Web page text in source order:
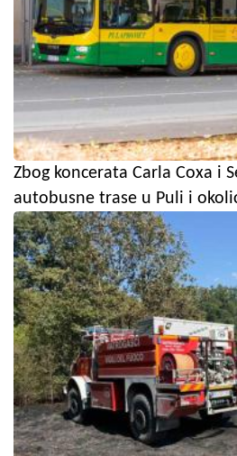
Zbog koncerata Carla Coxa i
autobusne trase u Puli i